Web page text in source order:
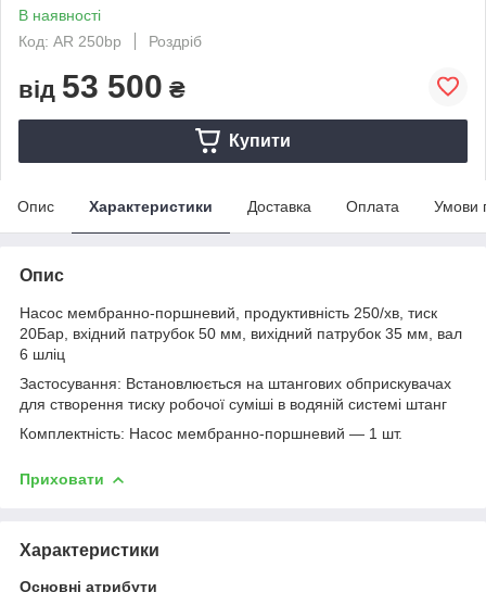
В наявності
Код: AR 250bp
Роздріб
від 53 500 ₴
Купити
Опис Характеристики Доставка Оплата Умови
Опис
Насос мембранно-поршневий, продуктивність 250/хв, тиск
20Бар, вхідний патрубок 50 мм, вихідний патрубок 35 мм, вал
6 шліц
Застосування: Встановлюється на штангових обприскувачах
для створення тиску робочої суміші в водяній системі штанг
Комплектність: Насос мембранно-поршневий — 1 шт.
Приховати
Характеристики
Основні атрибути